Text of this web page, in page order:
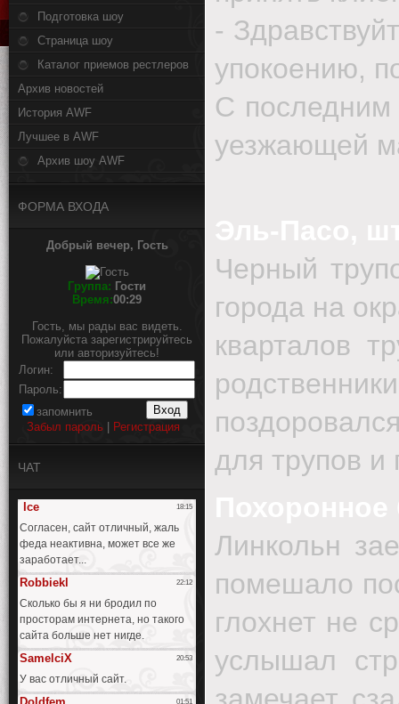
Подготовка шоу
Страница шоу
Каталог приемов рестлеров
Архив новостей
История AWF
Лучшее в AWF
Архив шоу AWF
ФОРМА ВХОДА
Добрый вечер, Гость
Группа: Гости
Время:00:29
Гость, мы рады вас видеть.
Пожалуйста зарегистрируйтесь
или авторизуйтесь!
Логин:
Пароль:
запомнить
Забыл пароль
Регистрация
ЧАТ
-
упокоению,
С последним
уезжающей
Черный
города на
кварталов
для трупов и
Линкольн
помешало
глохнет не
услышал